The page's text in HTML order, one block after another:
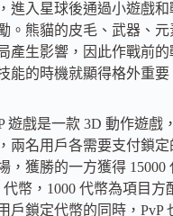
進入星球後通過小遊戲
。熊貓的皮毛、武器、
產生影響，因此作戰前
能的時機就顯得格外重要
遊戲是一款 3D 動作遊戲
兩名用戶各需要支付鎖
，獲勝的一方獲得 15000
代幣，1000 代幣為項目方
戶鎖定代幣的同時，PvP